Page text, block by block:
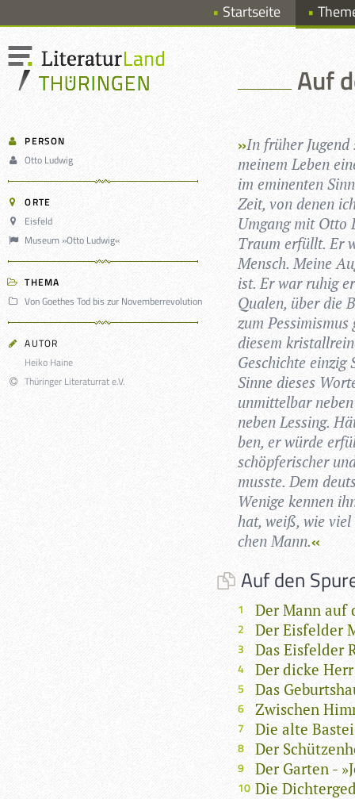
Startseite
Auf
PERSON
Otto Ludwig
ORTE
Eisfeld
Museum »Otto Ludwig«
THEMA
Von Goethes Tod bis zur Novemberrevolution
AUTOR
Heiko Haine
Thüringer Literaturrat e.V.
In frü­her Jugend
mei­nem Leben
im emi­nen­ten
Zeit, von denen
Umgang mit Otto
Traum erfüllt. Er
Mensch. Meine
ist. Er war ruhig
Qua­len, über die
zum
die­sem
Geschichte ein­zig
Sinne die­ses
unmit­tel­bar
neben Les­sing.
ben, er würde
schöp­fe­ri­scher
musste. Dem
Wenige ken­nen
hat, weiß, wie
chen Mann.
Auf den
Der Mann auf
Der Eisfelder
Das Eisfelder
Der dicke Herr
Das
Zwischen
Die alte Bastei
Der
Der Garten -
Die